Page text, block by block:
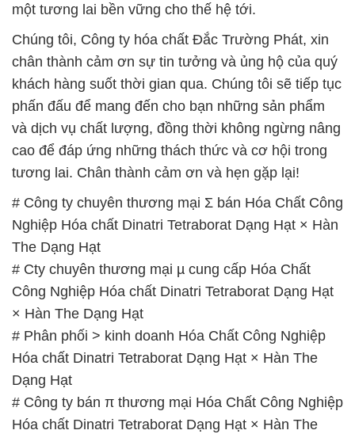
một tương lai bền vững cho thế hệ tới.
Chúng tôi, Công ty hóa chất Đắc Trường Phát, xin
chân thành cảm ơn sự tin tưởng và ủng hộ của quý
khách hàng suốt thời gian qua. Chúng tôi sẽ tiếp tục
phấn đấu để mang đến cho bạn những sản phẩm
và dịch vụ chất lượng, đồng thời không ngừng nâng
cao để đáp ứng những thách thức và cơ hội trong
tương lai. Chân thành cảm ơn và hẹn gặp lại!
# Công ty chuyên thương mại Σ bán Hóa Chất Công
Nghiệp Hóa chất Dinatri Tetraborat Dạng Hạt × Hàn
The Dạng Hạt
# Cty chuyên thương mại µ cung cấp Hóa Chất
Công Nghiệp Hóa chất Dinatri Tetraborat Dạng Hạt
× Hàn The Dạng Hạt
# Phân phối > kinh doanh Hóa Chất Công Nghiệp
Hóa chất Dinatri Tetraborat Dạng Hạt × Hàn The
Dạng Hạt
# Công ty bán π thương mại Hóa Chất Công Nghiệp
Hóa chất Dinatri Tetraborat Dạng Hạt × Hàn The